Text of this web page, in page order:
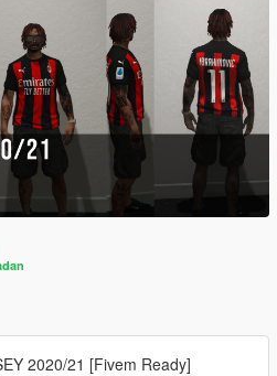
2020/21 [Fivem Ready]